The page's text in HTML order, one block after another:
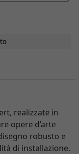
realizzate in
opere d’arte
robusto e
di installazione.